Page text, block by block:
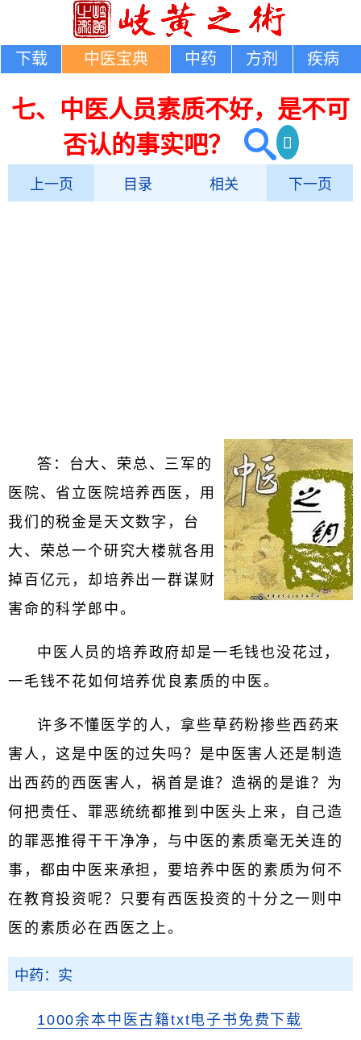
下载 中医宝典 中药 方剂 疾病
七、中医人员素质不好，是不可
否认的事实吧？
上一页 目录 相关 下一页
答：台大、荣总、三军的
医院、省立医院培养西医，用
我们的税金是天文数字，台
大、荣总一个研究大楼就各用
掉百亿元，却培养出一群谋财
害命的科学郎中。
中医人员的培养政府却是一毛钱也没花过，
一毛钱不花如何培养优良素质的中医。
许多不懂医学的人，拿些草药粉掺些西药来
害人，这是中医的过失吗？是中医害人还是制造
出西药的西医害人，祸首是谁？造祸的是谁？为
何把责任、罪恶统统都推到中医头上来，自己造
的罪恶推得干干净净，与中医的素质毫无关连的
事，都由中医来承担，要培养中医的素质为何不
在教育投资呢？只要有西医投资的十分之一则中
医的素质必在西医之上。
中药：实
1000余本中医古籍txt电子书免费下载